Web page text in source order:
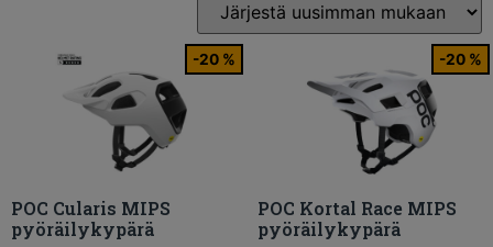
-20 %
POC Cularis MIPS
pyöräilykypärä
-20 %
POC Kortal Race MIPS
pyöräilykypärä